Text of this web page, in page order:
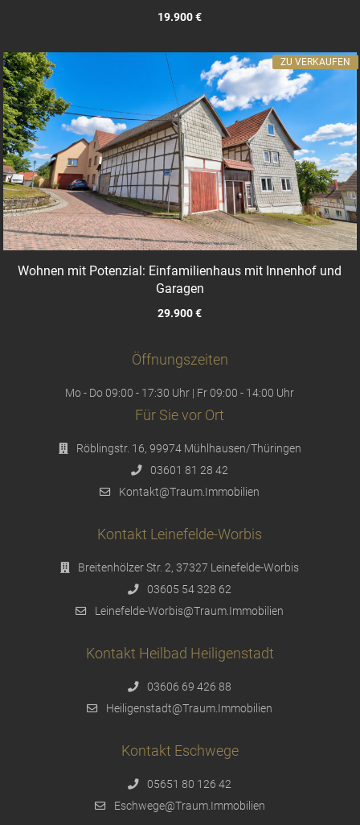
19.900 €
Wohnen mit Potenzial: Einfamilienhaus mit Innenhof und
Garagen
29.900 €
ZU VERKAUFEN
Öffnungszeiten
Mo - Do 09:00 - 17:30 Uhr | Fr 09:00 - 14:00 Uhr
Für Sie vor Ort
Röblingstr. 16, 99974 Mühlhausen/Thüringen
03601 81 28 42
Kontakt@Traum.Immobilien
Kontakt Leinefelde-Worbis
Breitenhölzer Str. 2, 37327 Leinefelde-Worbis
03605 54 328 62
Leinefelde-Worbis@Traum.Immobilien
Kontakt Heilbad Heiligenstadt
03606 69 426 88
Heiligenstadt@Traum.Immobilien
Kontakt Eschwege
05651 80 126 42
Eschwege@Traum.Immobilien